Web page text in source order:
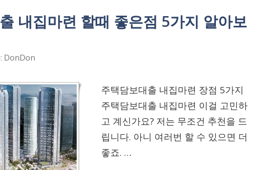
내집마련 할때 좋은점 5가지 알아보
DonDon
주택담보대출 내집마련 장점 5가지
주택담보대출 내집마련 이걸 고민하
고 계신가요? 저는 무조건 추천을 드
립니다. 아니 여러번 할 수 있으면 더
좋죠. …